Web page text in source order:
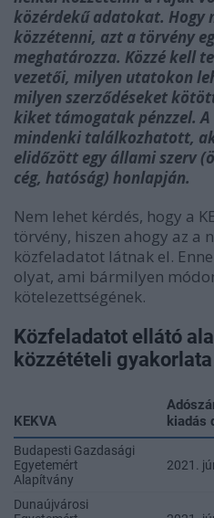
közérdekű adatokat.
közzétenni, azt a törvény
meghatározza. Közzé kell
vezetői, milyen utatokon
milyen szerződéseket
kiket támogatak pénzzel.
mindenki találkozhatott,
elidőzött egy állami szerv
cég, hatóság) honlapján.
Nem lehet kérdés, hogy a
törvény, hiszen ahogy az a
közfeladatot látnak el.
olyat, ami bármilyen
kötelezettségének.